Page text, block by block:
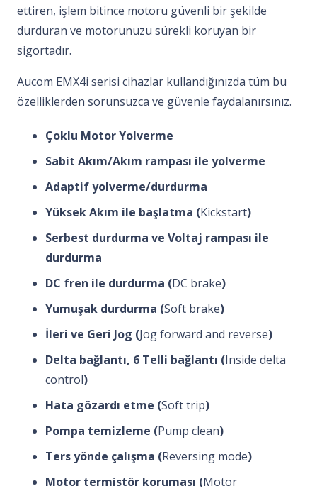
ettiren, işlem bitince motoru güvenli bir şekilde
durduran ve motorunuzu sürekli koruyan bir
sigortadır.
Aucom EMX4i serisi cihazlar kullandığınızda tüm bu
özelliklerden sorunsuzca ve güvenle faydalanırsınız.
Çoklu Motor Yolverme
Sabit Akım/Akım rampası ile yolverme
Adaptif yolverme/durdurma
Yüksek Akım ile başlatma (Kickstart)
Serbest durdurma ve Voltaj rampası ile
durdurma
DC fren ile durdurma (DC brake)
Yumuşak durdurma (Soft brake)
İleri ve Geri Jog (Jog forward and reverse)
Delta bağlantı, 6 Telli bağlantı (Inside delta
control)
Hata gözardı etme (Soft trip)
Pompa temizleme (Pump clean)
Ters yönde çalışma (Reversing mode)
Motor termistör koruması (Motor